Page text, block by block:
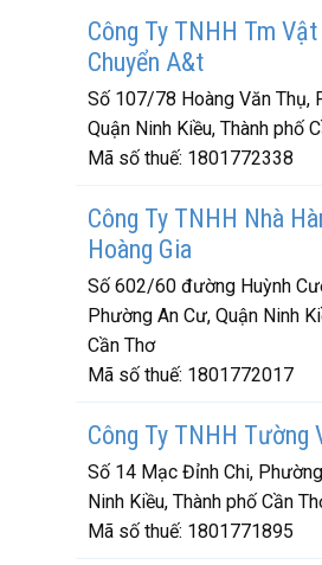
Công Ty TNHH Tm
Chuyển A&t
Số 107/78 Hoàng Văn Thụ,
Quận Ninh Kiều, Thành phố
Mã số thuế: 1801772338
Công Ty TNHH Nhà
Hoàng Gia
Số 602/60 đường Huỳnh
Phường An Cư, Quận Ninh
Cần Thơ
Mã số thuế: 1801772017
Công Ty TNHH Tường
Số 14 Mạc Đỉnh Chi,
Ninh Kiều, Thành phố Cần
Mã số thuế: 1801771895